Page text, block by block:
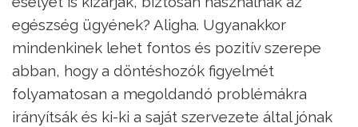
egészség ügyének? Aligha. Ugyanakkor
mindenkinek lehet fontos és pozitív szerepe
abban, hogy a döntéshozók figyelmét
folyamatosan a megoldandó problémákra
irányítsák és ki-ki a saját szervezete által jónak